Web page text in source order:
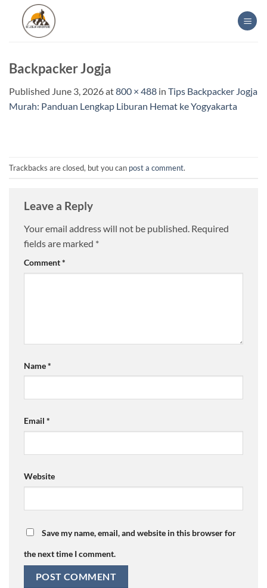
content
Backpacker Jogja
Published June 3, 2026at800 × 488 in Tips Backpacker Jogja
Murah: Panduan Lengkap Liburan Hemat ke Yogyakarta
Trackbacks are closed, but you can post a comment.
Leave a Reply
Your email address will not be published. Required
fields are marked *
Comment*
Name*
Email *
Website
Save my name, email, and website in this browser for
the next time I comment.